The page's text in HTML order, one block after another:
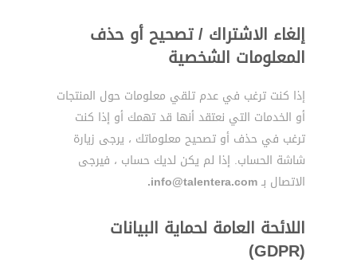
إلغاء الاشتراك / تصحيح أو حذف
المعلومات الشخصية
إذا كنت ترغب في عدم تلقي معلومات حول المنتجات
أو الخدمات التي نعتقد أنها قد تهمك أو إذا كنت
ترغب في حذف أو تصحيح معلوماتك ، يرجى زيارة
شاشة الحساب. إذا لم يكن لديك حساب ، فيرجى
الاتصال بـinfo@talentera.com.
اللائحة العامة لحماية البيانات
(GDPR)